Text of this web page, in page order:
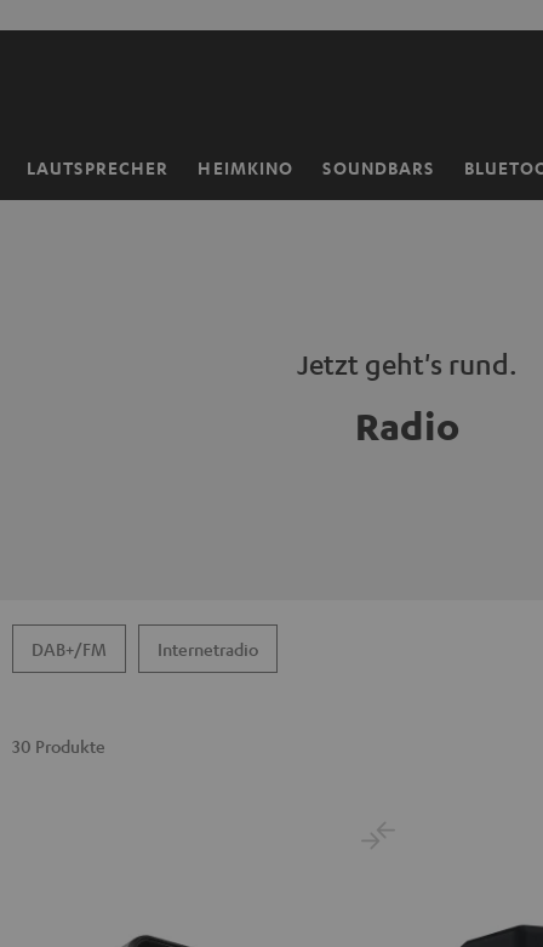
LAUTSPRECHER HEIMKINO SOUNDBARS
Startseite
Jetzt geht's rund.
Radio
DAB+/FM Internetradio
30 Produkte